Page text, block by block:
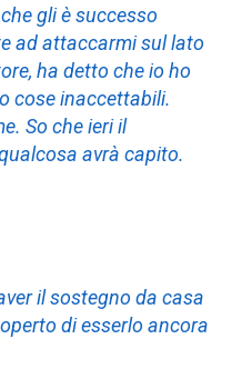
gli è successo
ad attaccarmi sul lato
ha detto che io ho
cose inaccettabili.
So che ieri il
avrà capito.
il sostegno da casa
di esserlo ancora